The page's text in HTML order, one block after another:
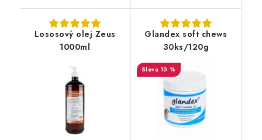
Lososový olej Zeus
1000ml
Glandex soft chews
30ks/120g
10 %